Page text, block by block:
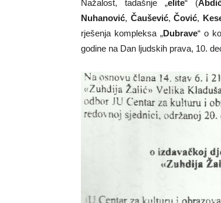
Nažalost, tadašnje „elite“ (
Nuhanović, Čaušević,Čović,
rješenja kompleksa „Dubrave“ o
godine na Dan ljudskih prava, 10.